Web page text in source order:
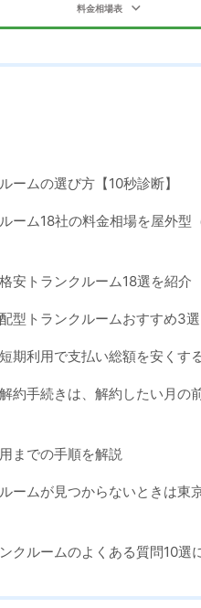
料金相場表
ームの選び方【10秒診断】
ーム18社の料金相場を屋外型
安トランクルーム18選を紹介
型トランクルームおすすめ3選
期利用で支払い総額を安くす
約手続きは、解約したい月の
までの手順を解説
ームが見つからないときは東
クルームのよくある質問10選